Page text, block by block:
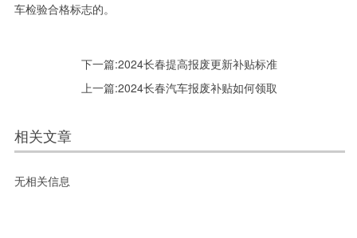
车检验合格标志的。
下一篇:2024长春提高报废更新补贴标准
上一篇:2024长春汽车报废补贴如何领取
相关文章
无相关信息